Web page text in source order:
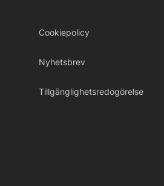
Cookiepolicy
Nyhetsbrev
Tillgänglighetsredogörelse